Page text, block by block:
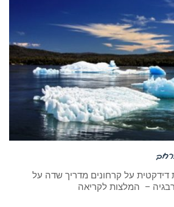
דידקטית על קרחונים מדריך שדה על
– המלצות לקריאה